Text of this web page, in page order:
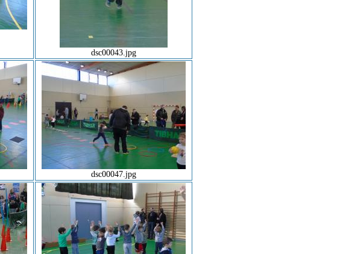
dsc00043.jpg
dsc00047.jpg